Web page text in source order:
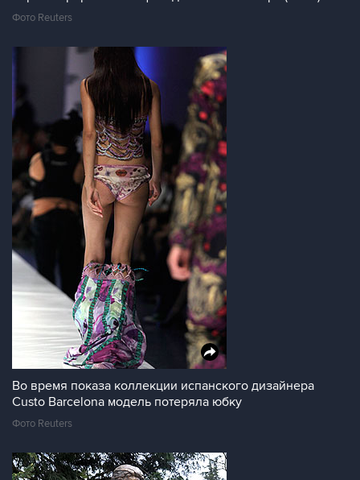
Фото Reuters
Во время показа коллекции испанского дизайнера
Custo Barcelona модель потеряла юбку
Фото Reuters